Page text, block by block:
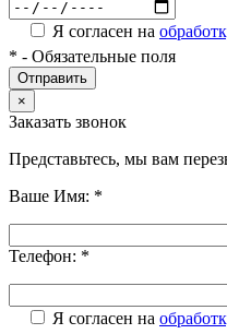
Я согласен на
* - Обязательные поля
×
Заказать звонок
Представьтесь, мы вам
Ваше Имя: *
Телефон: *
Я согласен на